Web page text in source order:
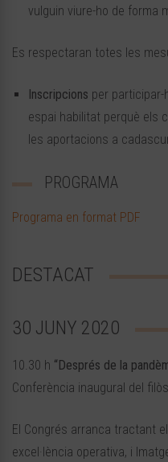
vulguin viure-ho de forma
Es respectaran totes les
Inscripcions per
espai habilitat perquè els
les aportacions a
PROGRAMA
Programa en format PDF
DESTACAT
30 JUNY 2020
10.30 h “Després de la
Conferència inaugural del
El Congrés arranca tractant
excel·lència operativa, i